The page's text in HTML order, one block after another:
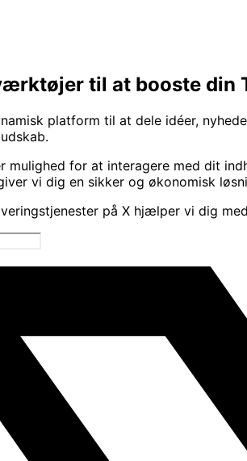
til at booste din
platform til at dele idéer,
mulighed for at interagere med dit
vi dig en sikker og økonomisk
på X hjælper vi dig